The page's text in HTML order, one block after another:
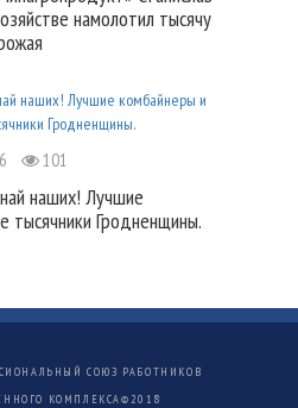
намолотил тысячу
101
наших! Лучшие
тысячники Гродненщины.
СОЮЗ РАБОТНИКОВ
КОМПЛЕКСА© 2018